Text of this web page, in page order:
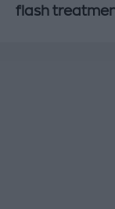
flash